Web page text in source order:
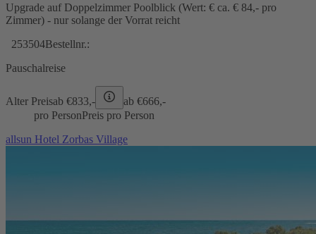
Upgrade auf Doppelzimmer Poolblick (Wert: € ca. € 84,- pro
Zimmer) - nur solange der Vorrat reicht
253504Bestellnr.:
Pauschalreise
Alter Preisab €833,- ab €666,-
pro PersonPreis pro Person
allsun Hotel Zorbas Village